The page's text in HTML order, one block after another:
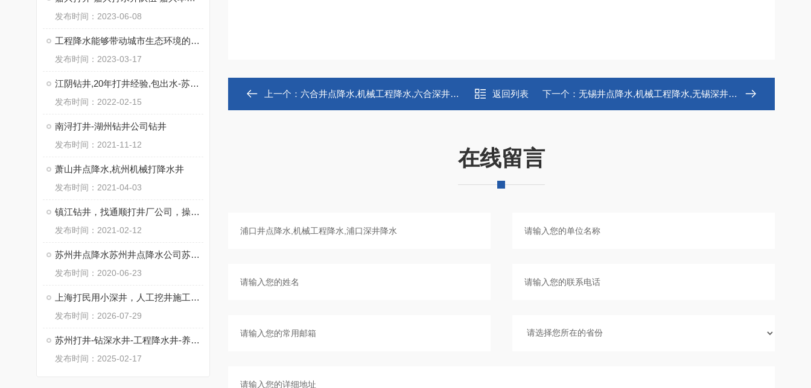
发布时间：2023-06-08
工程降水能够带动城市生态环境的优化
发布时间：2023-03-17
江阴钻井,20年打井经验,包出水-苏州通泉钻井工程有限公司
发布时间：2022-02-15
南浔打井-湖州钻井公司钻井
发布时间：2021-11-12
萧山井点降水,杭州机械打降水井
发布时间：2021-04-03
镇江钻井，找通顺打井厂公司，操作施工快
发布时间：2021-02-12
苏州井点降水苏州井点降水公司苏州井点降水有限公司通泉降水公司
发布时间：2020-06-23
上海打民用小深井，人工挖井施工，工程降水井
发布时间：2026-07-29
苏州打井-钻深水井-工程降水井-养殖井
发布时间：2025-02-17
上一个： 六合井点降水,机械工程降水,六合深井降水 返回列表 下一个： 无锡井点降水,机械工程降水,无锡深井降水
在线留言